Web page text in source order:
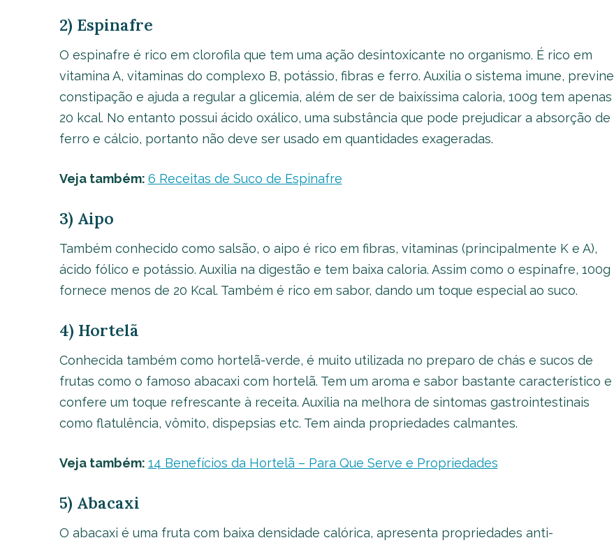
2) Espinafre
O espinafre é rico em clorofila que tem uma ação desintoxicante no organismo. É rico em
vitamina A, vitaminas do complexo B, potássio, fibras e ferro. Auxilia o sistema imune, previne
constipação e ajuda a regular a glicemia, além de ser de baixíssima caloria, 100g tem apenas
20 kcal. No entanto possui ácido oxálico, uma substância que pode prejudicar a absorção de
ferro e cálcio, portanto não deve ser usado em quantidades exageradas.
Veja também: 6 Receitas de Suco de Espinafre
3) Aipo
Também conhecido como salsão, o aipo é rico em fibras, vitaminas (principalmente K e A),
ácido fólico e potássio. Auxilia na digestão e tem baixa caloria. Assim como o espinafre, 100g
fornece menos de 20 Kcal. Também é rico em sabor, dando um toque especial ao suco.
4) Hortelã
Conhecida também como hortelã-verde, é muito utilizada no preparo de chás e sucos de
frutas como o famoso abacaxi com hortelã. Tem um aroma e sabor bastante característico e
confere um toque refrescante à receita. Auxilia na melhora de sintomas gastrointestinais
como flatulência, vômito, dispepsias etc. Tem ainda propriedades calmantes.
Veja também: 14 Benefícios da Hortelã – Para Que Serve e Propriedades
5) Abacaxi
O abacaxi é uma fruta com baixa densidade calórica, apresenta propriedades anti-